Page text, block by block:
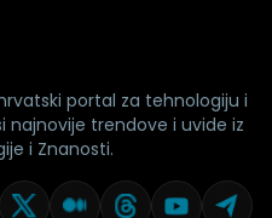
portal za tehnologiju i
najnovije trendove i uvide iz
i Znanosti.